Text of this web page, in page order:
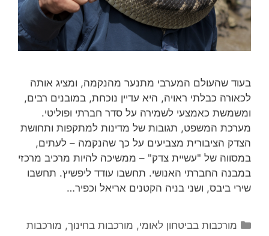
בעוד שהעולם המערבי מתנער מהנקמה, ומציג אותה
לכאורה כבלתי ראויה, היא עדיין נוכחת, במובנים רבים,
ומשמשת כאמצעי לשמירה על סדר חברתי ופוליטי.
מערכת המשפט, תגובות של מדינות למתקפות ותחושת
הצדק הציבורית מצביעים על כך שהנקמה – לעתים,
במסווה של "עשיית צדק" – ממשיכה להיות מרכיב מרכזי
במבנה החברתי האנושי. תחשבו עודד ליפשיץ. תחשבו
שירי ביבס, ושני בניה הקטנים אריאל וכפיר…
קטגוריות
מורכבות בביטחון לאומי, מורכבות בחינוך, מורכבות